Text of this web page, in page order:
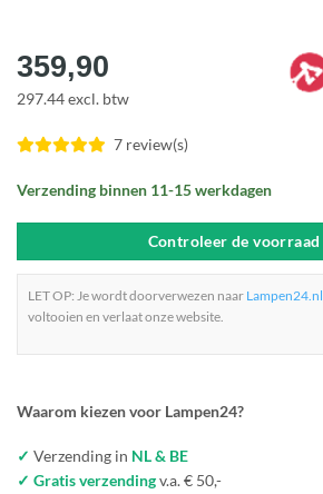
359,90
297.44 excl. btw
7 review(s)
Verzending binnen 11-15 werkdagen
Controleer de voorraad
LET OP: Je wordt doorverwezen naar Lampen24.nl
voltooien en verlaat onze website.
Waarom kiezen voor Lampen24?
✓ Verzending in NL & BE
✓ Gratis verzendingv.a. € 50,-